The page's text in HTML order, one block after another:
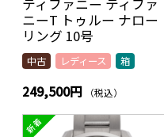
ティファニー ティファ
ニーT トゥルー ナロー
リング 10号
中古 レディース 箱
249,500円 （税込）